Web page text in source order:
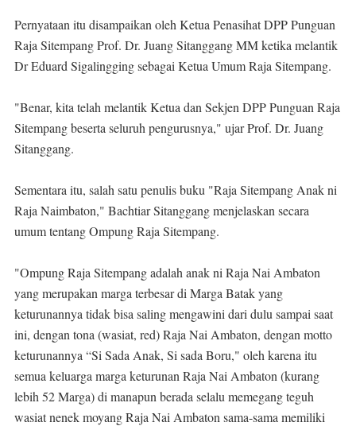
Pernyataan itu disampaikan oleh Ketua Penasihat DPP Punguan
Raja Sitempang Prof. Dr. Juang Sitanggang MM ketika melantik
Dr Eduard Sigalingging sebagai Ketua Umum Raja Sitempang.
"Benar, kita telah melantik Ketua dan Sekjen DPP Punguan Raja
Sitempang beserta seluruh pengurusnya," ujar Prof. Dr. Juang
Sitanggang.
Sementara itu, salah satu penulis buku "Raja Sitempang Anak ni
Raja Naimbaton," Bachtiar Sitanggang menjelaskan secara
umum tentang Ompung Raja Sitempang.
"Ompung Raja Sitempang adalah anak ni Raja Nai Ambaton
yang merupakan marga terbesar di Marga Batak yang
keturunannya tidak bisa saling mengawini dari dulu sampai saat
ini, dengan tona (wasiat, red) Raja Nai Ambaton, dengan motto
keturunannya “Si Sada Anak, Si sada Boru," oleh karena itu
semua keluarga marga keturunan Raja Nai Ambaton (kurang
lebih 52 Marga) di manapun berada selalu memegang teguh
wasiat nenek moyang Raja Nai Ambaton sama-sama memiliki